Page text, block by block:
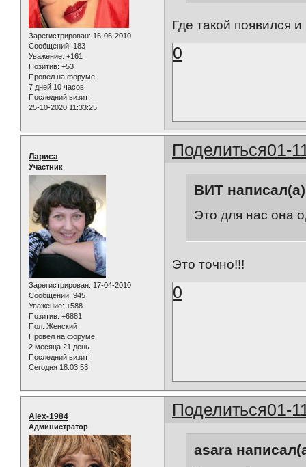
Зарегистрирован: 16-06-2010
Сообщений: 183
Уважение: +161
Позитив: +53
Провел на форуме:
7 дней 10 часов
Последний визит:
25-10-2020 11:33:25
Где такой появился
0
Поделиться01-
Лариса
Участник
Зарегистрирован: 17-04-2010
Сообщений: 945
Уважение: +588
Позитив: +6881
Пол: Женский
Провел на форуме:
2 месяца 21 день
Последний визит:
Сегодня 18:03:53
ВИТ
Это для нас она
Это точно!!!
0
Поделиться01-
Alex-1984
Администратор
asara